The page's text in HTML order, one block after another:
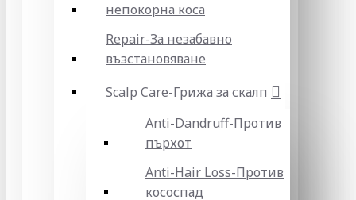
непокорна коса
Repair-За незабавно
възстановяване
Scalp Care-Грижа за скалп
Anti-Dandruff-Против
пърхот
Anti-Hair Loss-Против
кососпад